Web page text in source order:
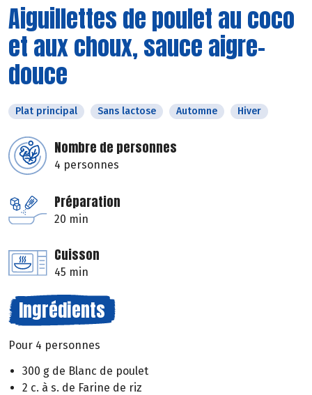
Aiguillettes de poulet au coco
et aux choux, sauce aigre-
douce
Plat principal Sans lactose Automne Hiver
Nombre de personnes
4 personnes
Préparation
20 min
Cuisson
45 min
Ingrédients
Pour 4 personnes
300 g de Blanc de poulet
2 c. à s. de Farine de riz